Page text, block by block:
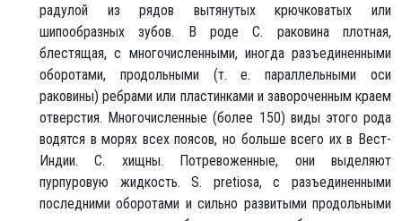
радулой из рядов вытянутых крючковатых или
шипообразных зубов. В роде С. раковина плотная,
блестящая, с многочисленными, иногда разъединенными
оборотами, продольными (т. e. параллельными оси
раковины) ребрами или пластинками и завороченным краем
отверстия. Многочисленные (более 150) виды этого рода
водятся в морях всех поясов, но больше всего их в Вест-
Индии. С. хищны. Потревоженные, они выделяют
пурпуровую жидкость. S. pretiosa, с разъединенными
последними оборотами и сильно развитыми продольными